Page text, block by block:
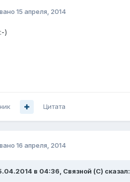
15 апреля, 2014
)
Цитата
16 апреля, 2014
в 04:36, Связной (С) сказал: